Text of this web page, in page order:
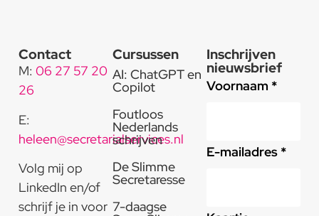
Contact
M: 06 27 57 20
26
E:
heleen@secretarialservices.nl
Volg mij op
LinkedIn en/of
schrijf je in voor
Cursussen
AI: ChatGPT en
Copilot
Foutloos
Nederlands
schrijven
De Slimme
Secretaresse
7-daagse
Inschrijven
nieuwsbrief
Voornaam *
E-mailadres *